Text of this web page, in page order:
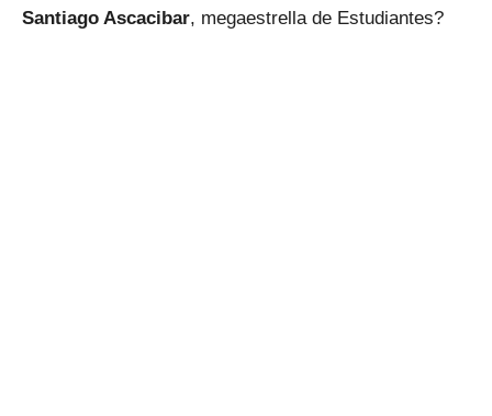
Santiago Ascacibar, megaestrella de Estudiantes?